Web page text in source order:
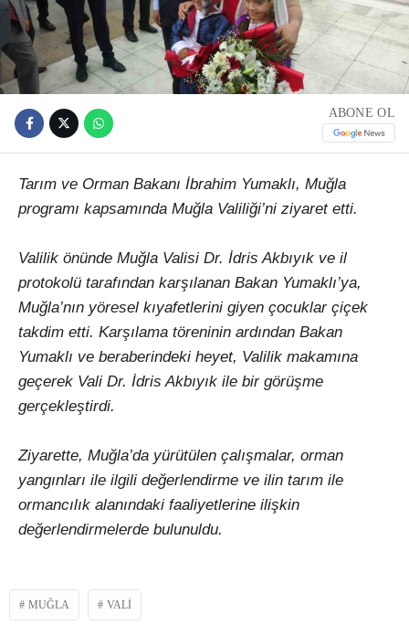
ABONE OL
Tarım ve Orman Bakanı İbrahim Yumaklı, Muğla
programı kapsamında Muğla Valiliği’ni ziyaret etti.
Valilik önünde Muğla Valisi Dr. İdris Akbıyık ve il
protokolü tarafından karşılanan Bakan Yumaklı’ya,
Muğla’nın yöresel kıyafetlerini giyen çocuklar çiçek
takdim etti. Karşılama töreninin ardından Bakan
Yumaklı ve beraberindeki heyet, Valilik makamına
geçerek Vali Dr. İdris Akbıyık ile bir görüşme
gerçekleştirdi.
Ziyarette, Muğla’da yürütülen çalışmalar, orman
yangınları ile ilgili değerlendirme ve ilin tarım ile
ormancılık alanındaki faaliyetlerine ilişkin
değerlendirmelerde bulunuldu.
MUĞLA VALI